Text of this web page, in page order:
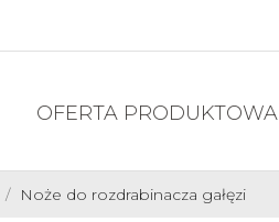
OFERTA PRODUKTOWA
Noże do rozdrabinacza gałęzi